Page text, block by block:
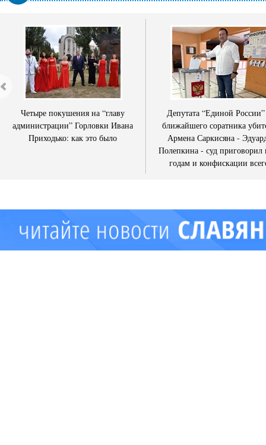
Четыре покушения на “главу
администрации” Горловки Ивана
Приходько: как это было
Депутата “Единой
ближайшего соратника
Армена Саркисяна -
Полепкина - суд приговорил
годам и конфискации